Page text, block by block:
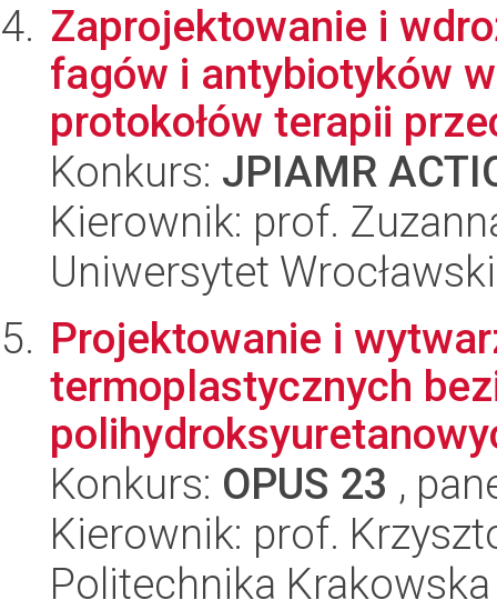
Zaprojektowanie i
fagów i antybiotyków
protokołów terapii
Konkurs: JPIAMR
Kierownik: prof.
Uniwersytet
Projektowanie i
termoplastycznych
Konkurs: OPUS 23 ,
Kierownik: prof.
Politechnika